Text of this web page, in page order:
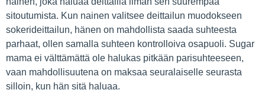
sitoutumista. Kun nainen valitsee deittailun muodokseen
sokerideittailun, hänen on mahdollista saada suhteesta
parhaat, ollen samalla suhteen kontrolloiva osapuoli. Sugar
mama ei välttämättä ole halukas pitkään parisuhteeseen,
vaan mahdollisuutena on maksaa seuralaiselle seurasta
silloin, kun hän sitä haluaa.